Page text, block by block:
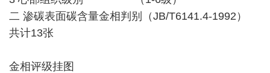
二 渗碳表面碳含量金相判别（JB/T6141.4-1992）
共计13张
金相评级挂图